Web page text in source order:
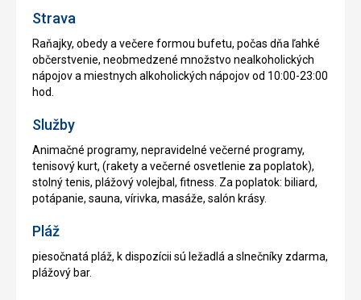
Strava
Raňajky, obedy a večere formou bufetu, počas dňa ľahké
občerstvenie, neobmedzené množstvo nealkoholických
nápojov a miestnych alkoholických nápojov od 10:00-23:00
hod.
Služby
Animačné programy, nepravidelné večerné programy,
tenisový kurt, (rakety a večerné osvetlenie za poplatok),
stolný tenis, plážový volejbal, fitness. Za poplatok: biliard,
potápanie, sauna, vírivka, masáže, salón krásy.
Pláž
piesočnatá pláž, k dispozícii sú ležadlá a slnečníky zdarma,
plážový bar.